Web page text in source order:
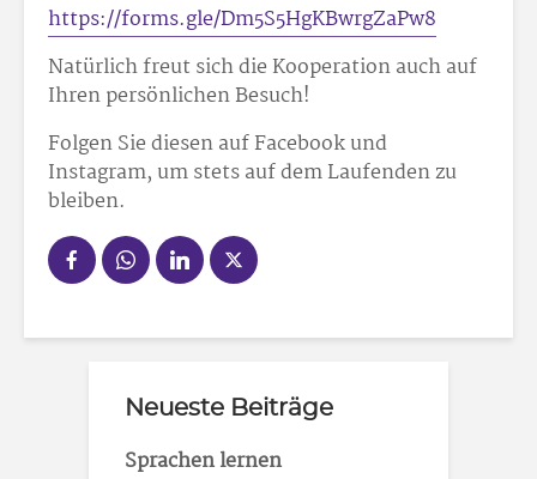
https://forms.gle/Dm5S5HgKBwrgZaPw8
Natürlich freut sich die Kooperation auch auf
Ihren persönlichen Besuch!
Folgen Sie diesen auf Facebook und
Instagram, um stets auf dem Laufenden zu
bleiben.
Neueste Beiträge
Sprachen lernen